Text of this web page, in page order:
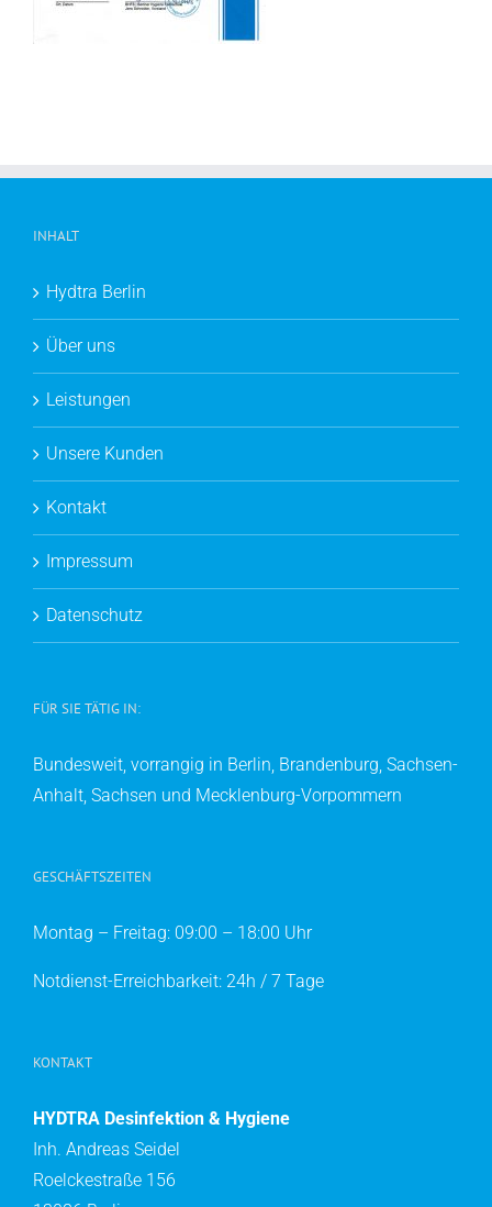
INHALT
Hydtra Berlin
Über uns
Leistungen
Unsere Kunden
Kontakt
Impressum
Datenschutz
FÜR SIE TÄTIG IN:
Bundesweit, vorrangig in Berlin, Brandenburg, Sachsen-
Anhalt, Sachsen und Mecklenburg-Vorpommern
GESCHÄFTSZEITEN
Montag – Freitag: 09:00 – 18:00 Uhr
Notdienst-Erreichbarkeit: 24h / 7 Tage
KONTAKT
HYDTRA Desinfektion & Hygiene
Inh. Andreas Seidel
Roelckestraße 156